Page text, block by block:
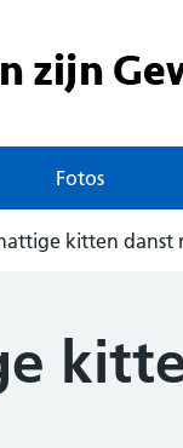
Fotos
kitten danst